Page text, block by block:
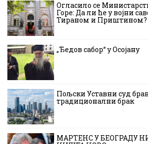
Огласило се
Горе: Да ли ће у војни
Тираном и Приштином?
„Ђедов сабор“ у Осојану
Пољски Уставни суд
традиционални брак
МАРТЕНС У БЕОГРАДУ